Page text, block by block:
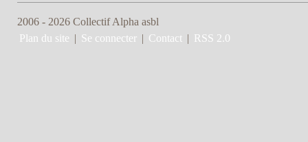
2006 - 2026 Collectif Alpha asbl
Plan du site | Se connecter | Contact | RSS 2.0